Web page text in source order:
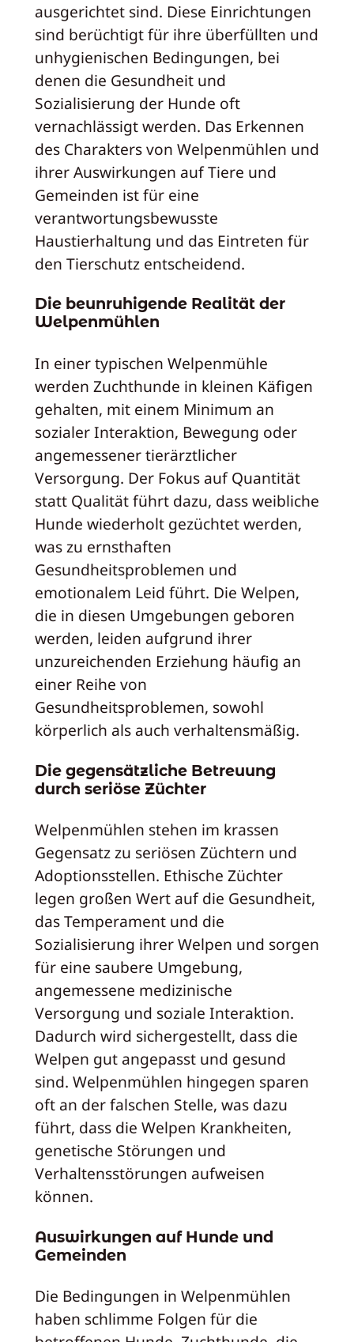
ausgerichtet sind. Diese Einrichtungen
sind berüchtigt für ihre überfüllten und
unhygienischen Bedingungen, bei
denen die Gesundheit und
Sozialisierung der Hunde oft
vernachlässigt werden. Das Erkennen
des Charakters von Welpenmühlen und
ihrer Auswirkungen auf Tiere und
Gemeinden ist für eine
verantwortungsbewusste
Haustierhaltung und das Eintreten für
den Tierschutz entscheidend.
Die beunruhigende Realität der
Welpenmühlen
In einer typischen Welpenmühle
werden Zuchthunde in kleinen Käfigen
gehalten, mit einem Minimum an
sozialer Interaktion, Bewegung oder
angemessener tierärztlicher
Versorgung. Der Fokus auf Quantität
statt Qualität führt dazu, dass weibliche
Hunde wiederholt gezüchtet werden,
was zu ernsthaften
Gesundheitsproblemen und
emotionalem Leid führt. Die Welpen,
die in diesen Umgebungen geboren
werden, leiden aufgrund ihrer
unzureichenden Erziehung häufig an
einer Reihe von
Gesundheitsproblemen, sowohl
körperlich als auch verhaltensmäßig.
Die gegensätzliche Betreuung
durch seriöse Züchter
Welpenmühlen stehen im krassen
Gegensatz zu seriösen Züchtern und
Adoptionsstellen. Ethische Züchter
legen großen Wert auf die Gesundheit,
das Temperament und die
Sozialisierung ihrer Welpen und sorgen
für eine saubere Umgebung,
angemessene medizinische
Versorgung und soziale Interaktion.
Dadurch wird sichergestellt, dass die
Welpen gut angepasst und gesund
sind. Welpenmühlen hingegen sparen
oft an der falschen Stelle, was dazu
führt, dass die Welpen Krankheiten,
genetische Störungen und
Verhaltensstörungen aufweisen
können.
Auswirkungen auf Hunde und
Gemeinden
Die Bedingungen in Welpenmühlen
haben schlimme Folgen für die